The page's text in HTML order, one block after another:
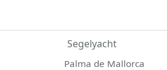
Segelyacht
Palma de Mallorca